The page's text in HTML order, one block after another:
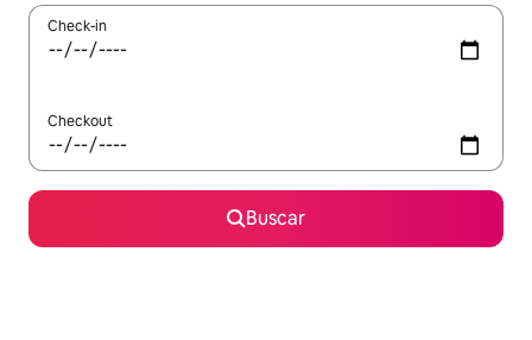
Check-in
Checkout
Buscar